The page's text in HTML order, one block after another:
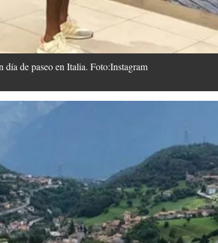
día de paseo en Italia. Foto:Instagram